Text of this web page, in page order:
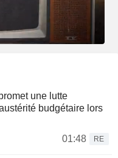
une lutte
budgétaire lors
01:48
RE